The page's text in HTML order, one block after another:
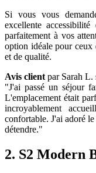
Si vous vous
excellente
parfaitement à vos
option idéale pour ceux
et de qualité.
Avis client par Sarah
"J'ai passé un séjour
L'emplacement était
incroyablement
confortable. J'ai adoré
détendre."
2. S2 Modern